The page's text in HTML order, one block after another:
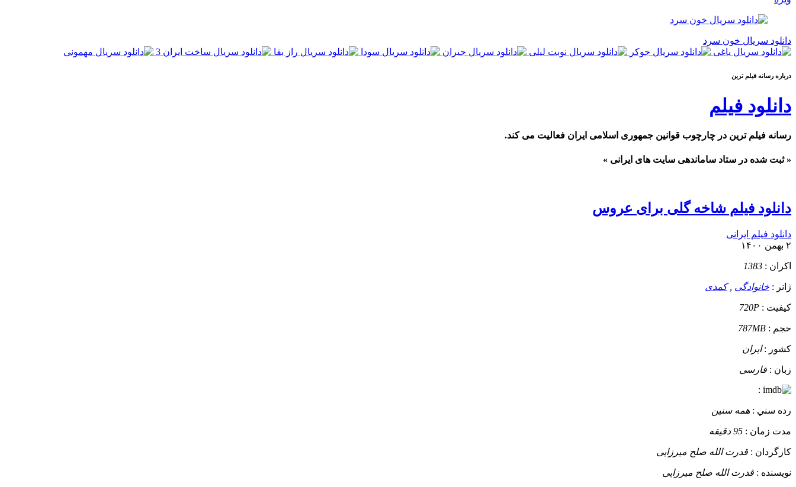
دانلود سریال خون سرد
درباره رسانه فيلم ترين
دانلود فیلم
رسانه فیلم ترین در چارچوب قوانین جمهوری اسلامی ایران فعالیت می کند.
« ثبت شده در ستاد ساماندهی سایت های ایرانی »
دانلود فیلم شاخه گلی برای عروس
دانلود فیلم ایرانی
۲ بهمن ۱۴۰۰
اکران : 1383
ژانر : خانوادگی ,کمدی
کيفيت : 720P
حجم : 787MB
کشور :ایران
زبان : فارسی
:
رده سني : همه سنین
مدت زمان : 95 دقیقه
کارگردان : قدرت الله صلح میرزایی
نويسنده : قدرت الله صلح میرزایی